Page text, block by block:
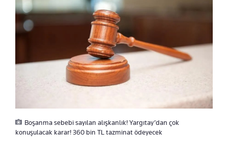
Boşanma sebebi sayılan alışkanlık! Yargıtay’dan çok
konuşulacak karar! 360 bin TL tazminat ödeyecek